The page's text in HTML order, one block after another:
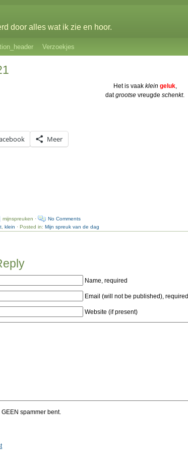
door alles wat ik zie en hoor.
Verzoekjes
Het is vaak klein geluk,
datgrootse vreugdeschenkt.
Meer
mijnspreuken ·
No Comments
,klein · Posted in:Mijn spreuk van de dag
Name, required
Email (will not be published), required
Website (if present)
GEEN spammer bent.